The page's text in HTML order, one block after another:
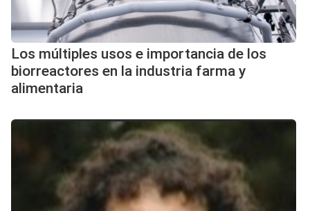
Los múltiples usos e importancia de los
biorreactores en la industria farma y
alimentaria